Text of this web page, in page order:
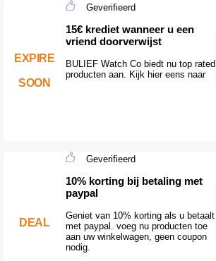
EXPIRE
SOON
Geverifieerd
15€ krediet wanneer u een
vriend doorverwijst
BULIEF Watch Co biedt nu top rated
producten aan. Kijk hier eens naar
DEAL
Geverifieerd
10% korting bij betaling met
paypal
Geniet van 10% korting als u betaalt
met paypal. voeg nu producten toe
aan uw winkelwagen, geen coupon
nodig.